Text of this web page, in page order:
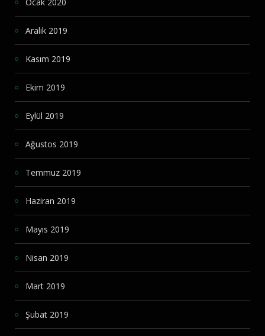
Aralık 2019
Kasım 2019
Ekim 2019
Eylül 2019
Ağustos 2019
Temmuz 2019
Haziran 2019
Mayıs 2019
Nisan 2019
Mart 2019
Şubat 2019